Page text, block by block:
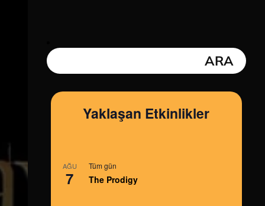
Yaklaşan Etkinlikler
AĞU
7
Tüm gün
The Prodigy